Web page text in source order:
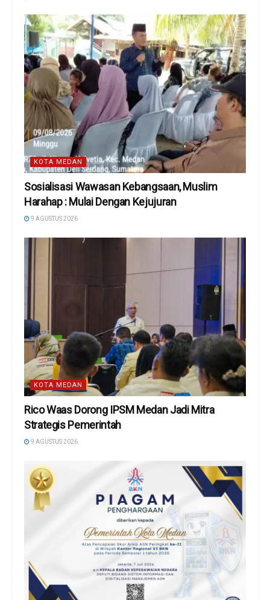
KOTA MEDAN
Sosialisasi Wawasan Kebangsaan, Muslim
Harahap : Mulai Dengan Kejujuran
9 AGUSTUS 2026
KOTA MEDAN
Rico Waas Dorong IPSM Medan Jadi Mitra
Strategis Pemerintah
9 AGUSTUS 2026